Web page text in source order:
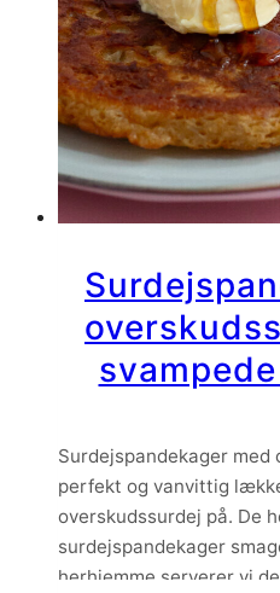
Surdejspandekager med
perfekt og vanvittig
overskudssurdej på. De
surdejspandekager
herhjemme serverer vi